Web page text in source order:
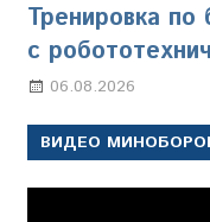
Тренировка по
с
06.08.2026
ВИДЕО